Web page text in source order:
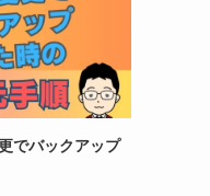
でバックアップ